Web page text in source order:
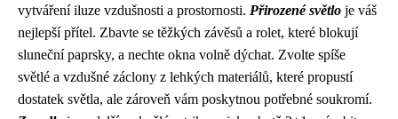
vytváření iluze vzdušnosti a prostornosti. Přirozené světlo je váš
nejlepší přítel. Zbavte se těžkých závěsů a rolet, které blokují
sluneční paprsky, a nechte okna volně dýchat. Zvolte spíše
světlé a vzdušné záclony z lehkých materiálů, které propustí
dostatek světla, ale zároveň vám poskytnou potřebné soukromí.